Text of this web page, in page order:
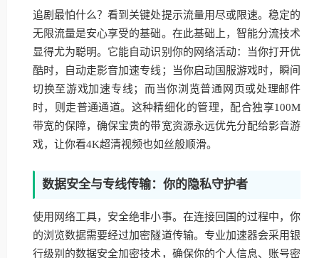
追剧最怕什么？看到关键处提示流量用尽或限速。稳定的
无限流量是安心享受的基础。在此基础上，智能分流技术
显得尤为聪明。它能自动识别你的网络活动：当你打开优
酷时，自动走影音加速专线；当你启动国服游戏时，瞬间
切换至游戏加速专线；而当你浏览普通网页或处理邮件
时，则走普通通道。这种精细化的管理，配合独享100M
带宽的保障，确保宝贵的带宽资源永远优先分配给影音游
戏，让你看4K超清视频也如丝般顺滑。
数据安全与专线传输：你的隐私守护者
使用网络工具，安全绝非小事。在连接回国的过程中，你
的浏览数据需要经过加密隧道传输。专业加速器会采用银
行级别的数据安全加密技术，确保你的个人信息、账号密